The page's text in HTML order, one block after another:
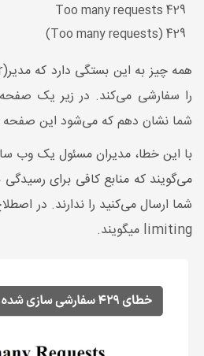
429 Too many requests
429 (Too many requests)
همه چیز به این بستگی دارد که مدیر(
شما نشان دهم که می‌شود این صفحه
با این خطا، مدیران مسئول یک وب
می‌گویند که منابع کافی برای
limiting میگویند.